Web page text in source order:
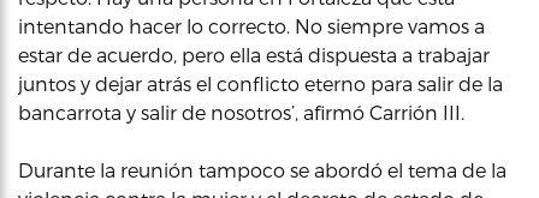
intentando hacer lo correcto. No siempre vamos a
estar de acuerdo, pero ella está dispuesta a trabajar
juntos y dejar atrás el conflicto eterno para salir de la
bancarrota y salir de nosotros’, afirmó Carrión III.
Durante la reunión tampoco se abordó el tema de la